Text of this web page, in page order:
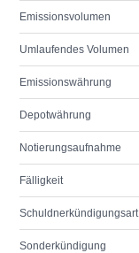
Emissionsvolumen
Umlaufendes Volumen
Emissionswährung
Depotwährung
Notierungsaufnahme
Fälligkeit
Schuldnerkündigungsart
Sonderkündigung